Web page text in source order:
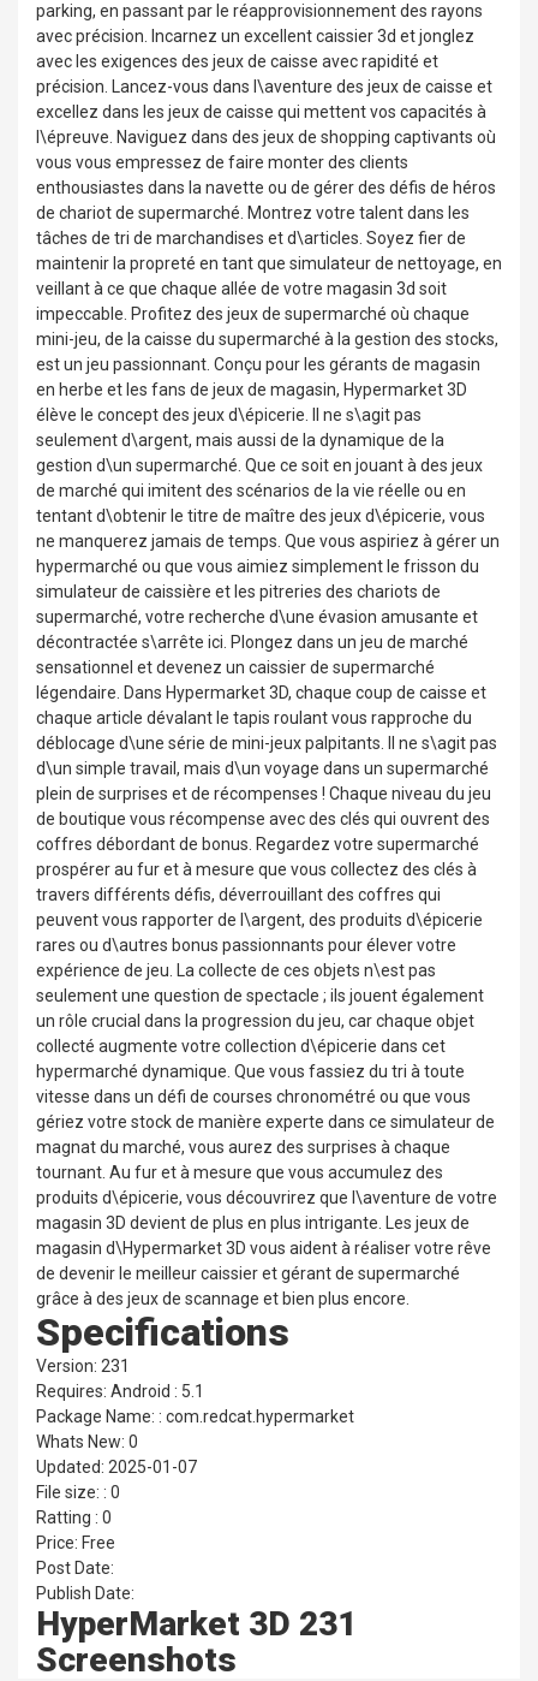
parking, en passant par le réapprovisionnement des rayons
avec précision. Incarnez un excellent caissier 3d et jonglez
avec les exigences des jeux de caisse avec rapidité et
précision. Lancez-vous dans l\aventure des jeux de caisse et
excellez dans les jeux de caisse qui mettent vos capacités à
l\épreuve. Naviguez dans des jeux de shopping captivants où
vous vous empressez de faire monter des clients
enthousiastes dans la navette ou de gérer des défis de héros
de chariot de supermarché. Montrez votre talent dans les
tâches de tri de marchandises et d\articles. Soyez fier de
maintenir la propreté en tant que simulateur de nettoyage, en
veillant à ce que chaque allée de votre magasin 3d soit
impeccable. Profitez des jeux de supermarché où chaque
mini-jeu, de la caisse du supermarché à la gestion des stocks,
est un jeu passionnant. Conçu pour les gérants de magasin
en herbe et les fans de jeux de magasin, Hypermarket 3D
élève le concept des jeux d\épicerie. Il ne s\agit pas
seulement d\argent, mais aussi de la dynamique de la
gestion d\un supermarché. Que ce soit en jouant à des jeux
de marché qui imitent des scénarios de la vie réelle ou en
tentant d\obtenir le titre de maître des jeux d\épicerie, vous
ne manquerez jamais de temps. Que vous aspiriez à gérer un
hypermarché ou que vous aimiez simplement le frisson du
simulateur de caissière et les pitreries des chariots de
supermarché, votre recherche d\une évasion amusante et
décontractée s\arrête ici. Plongez dans un jeu de marché
sensationnel et devenez un caissier de supermarché
légendaire. Dans Hypermarket 3D, chaque coup de caisse et
chaque article dévalant le tapis roulant vous rapproche du
déblocage d\une série de mini-jeux palpitants. Il ne s\agit pas
d\un simple travail, mais d\un voyage dans un supermarché
plein de surprises et de récompenses ! Chaque niveau du jeu
de boutique vous récompense avec des clés qui ouvrent des
coffres débordant de bonus. Regardez votre supermarché
prospérer au fur et à mesure que vous collectez des clés à
travers différents défis, déverrouillant des coffres qui
peuvent vous rapporter de l\argent, des produits d\épicerie
rares ou d\autres bonus passionnants pour élever votre
expérience de jeu. La collecte de ces objets n\est pas
seulement une question de spectacle ; ils jouent également
un rôle crucial dans la progression du jeu, car chaque objet
collecté augmente votre collection d\épicerie dans cet
hypermarché dynamique. Que vous fassiez du tri à toute
vitesse dans un défi de courses chronométré ou que vous
gériez votre stock de manière experte dans ce simulateur de
magnat du marché, vous aurez des surprises à chaque
tournant. Au fur et à mesure que vous accumulez des
produits d\épicerie, vous découvrirez que l\aventure de votre
magasin 3D devient de plus en plus intrigante. Les jeux de
magasin d\Hypermarket 3D vous aident à réaliser votre rêve
de devenir le meilleur caissier et gérant de supermarché
grâce à des jeux de scannage et bien plus encore.
Specifications
Version: 231
Requires: Android : 5.1
Package Name: : com.redcat.hypermarket
Whats New: 0
Updated: 2025-01-07
File size: : 0
Ratting : 0
Price: Free
Post Date:
Publish Date:
HyperMarket 3D 231
Screenshots